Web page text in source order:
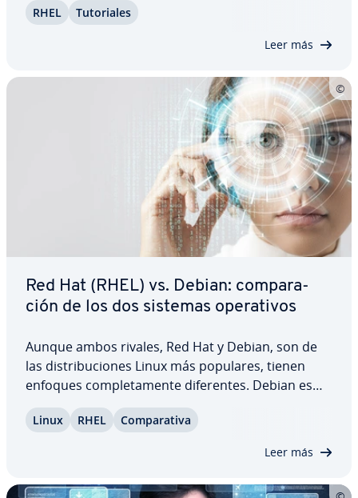
cambios de co­n­fi­gu­ra­ción que puedes hacer antes
RHEL Tu­to­ria­les
Leer más
Red Hat (RHEL) vs. Debian: co­m­pa­ra­
ción de los dos sistemas ope­ra­ti­vos
Aunque ambos rivales, Red Hat y Debian, son de
las di­s­tri­bu­cio­nes Linux más populares, tienen
enfoques co­m­ple­ta­me­n­te di­fe­re­n­tes. Debian es
programas de pago, pero RHEL es pro­pie­ta­rio y
Linux RHEL Co­m­pa­ra­ti­va
Leer más